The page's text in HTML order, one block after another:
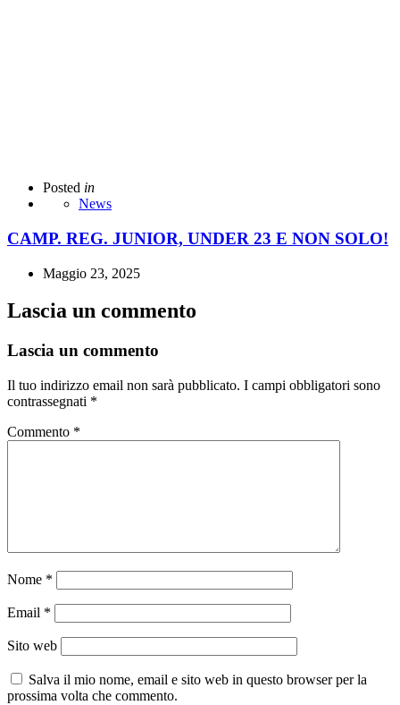
Posted in
News
CAMP. REG. JUNIOR, UNDER 23 E NON SOLO!
Maggio 23, 2025
Lascia un commento
Lascia un commento
Il tuo indirizzo email non sarà pubblicato. I campi obbligatori sono
contrassegnati *
Commento *
Nome *
Email *
Sito web
Salva il mio nome, email e sito web in questo browser per la
prossima volta che commento.